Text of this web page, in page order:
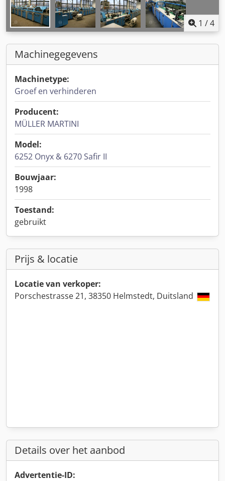
1 /4
Machinegegevens
Machinetype:
Groef en verhinderen
Producent:
MÜLLER MARTINI
Model:
6252 Onyx & 6270 Safir II
Bouwjaar:
1998
Toestand:
gebruikt
Prijs & locatie
Locatie van verkoper:
Porschestrasse 21, 38350 Helmstedt, Duitsland
Details over het aanbod
Advertentie-ID: